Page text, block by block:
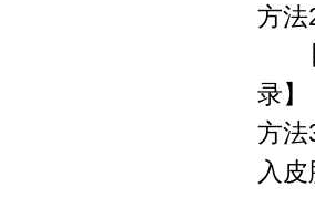
方法
【
录】
方法
入